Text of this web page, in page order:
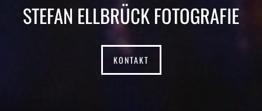
STEFAN ELLBRÜCK FOTOGRAFIE
KONTAKT